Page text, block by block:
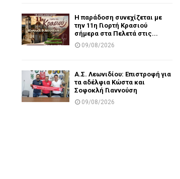
Η παράδοση συνεχίζεται με
την 11η Γιορτή Κρασιού
σήμερα στα Πελετά στις...
09/08/2026
Α.Σ. Λεωνιδίου: Επιστροφή για
τα αδέλφια Κώστα και
Σοφοκλή Γιαννούση
09/08/2026